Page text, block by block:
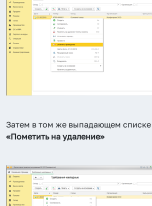
Затем в том же выпадающем
«Пометить на удаление»